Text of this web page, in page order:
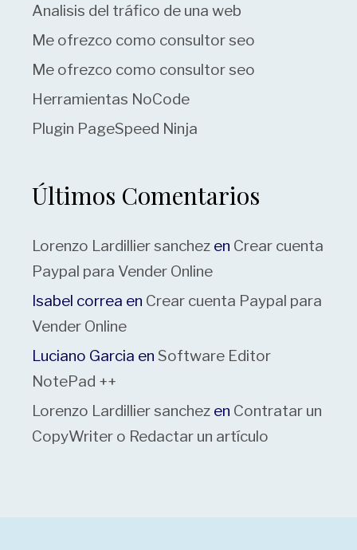
Analisis del tráfico de una web
Me ofrezco como consultor seo
Me ofrezco como consultor seo
Herramientas NoCode
Plugin PageSpeed Ninja
Últimos Comentarios
Lorenzo Lardillier sanchez en Crear cuenta
Paypal para Vender Online
Isabel correa en Crear cuenta Paypal para
Vender Online
Luciano Garcia en Software Editor
NotePad ++
Lorenzo Lardillier sanchez en Contratar un
CopyWriter o Redactar un artículo